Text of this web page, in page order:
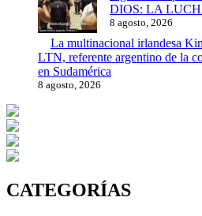
DIOS: LA
8 agosto, 2026
La multinacional irlandesa
LTN, referente argentino de la
en Sudamérica
8 agosto, 2026
CATEGORÍAS